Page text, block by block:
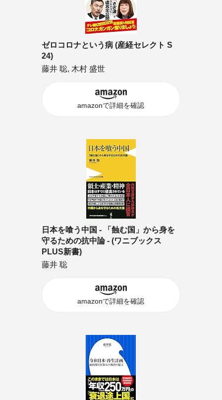
ゼロコロナという病 (産経セレクト S
24)
藤井 聡, 木村 盛世
amazonで詳細を確認
日本を喰う中国 - 「蝕む国」から身を
守るための抗中論 - (ワニブックス
PLUS新書)
藤井 聡
amazonで詳細を確認